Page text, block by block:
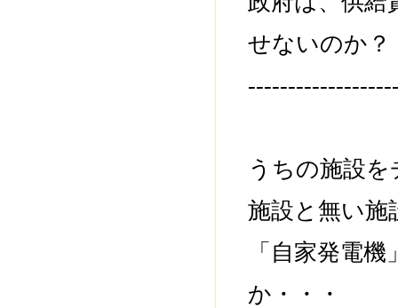
せないのか？
うちの施設
施設と無い施
「自家発電
か・・・